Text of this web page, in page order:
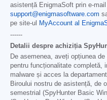
asistență EnigmaSoft prin e-
support@enigmasoftware.com
pe site-ul
MyAccount al
------
Detalii despre achiziția
De asemenea, aveți opțiunea
pentru funcționalitate completă,
malware și acces la
Biroului nostru de asistență, de
semestrial (SpyHunter Basic